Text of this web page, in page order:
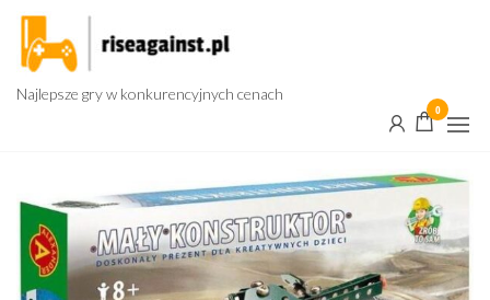
Przejdź
treści
Najlepsze gry w konkurencyjnych cenach
0